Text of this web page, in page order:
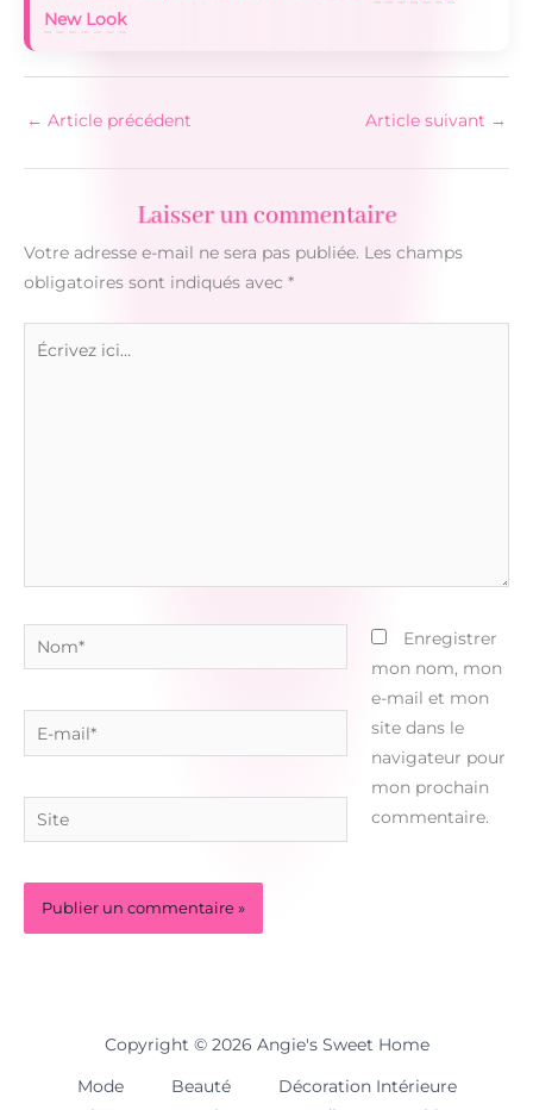
New Look
← Article précédent Article suivant →
Laisser un commentaire
Votre adresse e-mail ne sera pas publiée. Les champs
obligatoires sont indiqués avec *
Nom*
E-
mail*
Site
Enregistrer
mon nom, mon
e-mail et mon
site dans le
navigateur pour
mon prochain
commentaire.
Copyright © 2026 Angie's Sweet Home
Mode Beauté
Décoration Intérieure